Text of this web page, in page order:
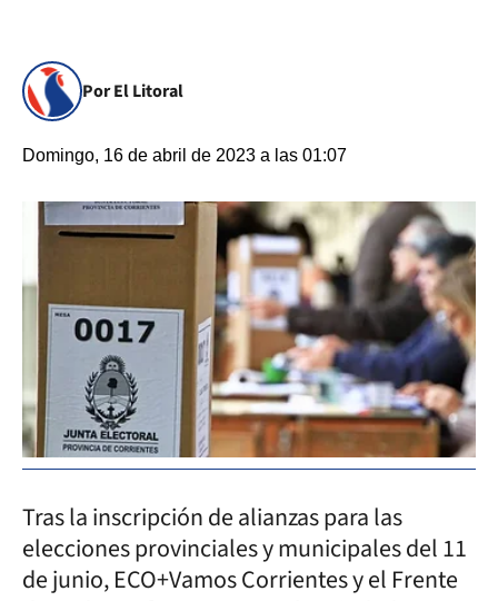
Por El Litoral
Domingo, 16 de abril de 2023 a las 01:07
Tras la inscripción de alianzas para las
elecciones provinciales y municipales del 11
de junio, ECO+Vamos Corrientes y el Frente